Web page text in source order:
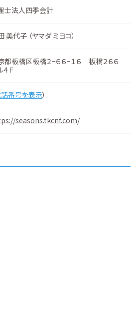
士法人四季会計
美代子 （ヤマダ ミヨコ）
都板橋区板橋２−６６−１６ 板橋２６６
４Ｆ
番号を表示）
seasons.tkcnf.com/